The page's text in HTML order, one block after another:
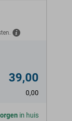
39,00
0,00
in huis